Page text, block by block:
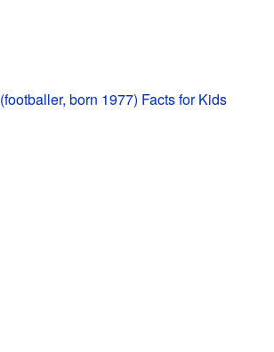
born 1977) Facts for Kids